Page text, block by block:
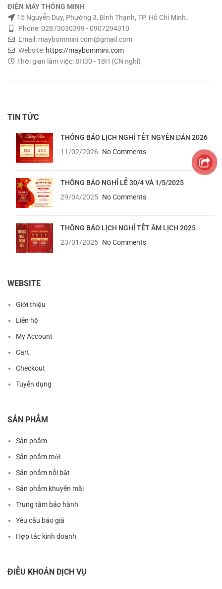
ĐIỆN MÁY THÔNG MINH
15 Nguyễn Duy, Phường 3, Bình Thạnh, TP. Hồ Chí Minh.
Phone: 02873030399 - 0907294310
Email: maybommini.com@gmail.com
Website: https://maybommini.com
Thời gian làm việc: 8H30 - 18H (CN nghỉ)
TIN TỨC
THÔNG BÁO LỊCH NGHỈ TẾT NGYÊN ĐÁN 2026
11/02/2026
No Comments
THÔNG BÁO NGHỈ LỄ 30/4 VÀ 1/5/2025
29/04/2025 No Comments
THÔNG BÁO LỊCH NGHỈ TẾT ÂM LỊCH 2025
23/01/2025 No Comments
WEBSITE
Giới thiệu
Liên hệ
My Account
Cart
Checkout
Tuyển dụng
SẢN PHẨM
Sản phẩm
Sản phẩm mới
Sản phẩm nổi bật
Sản phẩm khuyến mãi
Trung tâm bảo hành
Yêu cầu báo giá
Hợp tác kinh doanh
ĐIỀU KHOẢN DỊCH VỤ